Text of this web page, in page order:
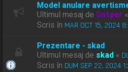
Model anulare
Ultimul mesaj deSn1per «
Scris în MAR OCT 15, 2024
Prezentare - skad
Ultimul mesaj de skad «
Scris în DUM SEP 22, 2024